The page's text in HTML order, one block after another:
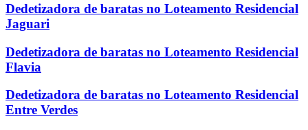
Dedetizadora de baratas no Loteamento Residencial
Jaguari
Dedetizadora de baratas no Loteamento Residencial
Flavia
Dedetizadora de baratas no Loteamento Residencial
Entre Verdes